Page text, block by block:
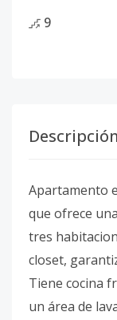
9
Descripción
Apartamento
que ofrece
tres
closet,
Tiene cocina
un área de